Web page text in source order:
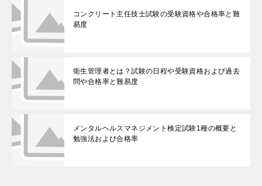
コンクリート主任技士試験の受験資格や合格率と難
易度
衛生管理者とは？試験の日程や受験資格および過去
問や合格率と難易度
メンタルヘルスマネジメント検定試験1種の概要と
勉強法および合格率